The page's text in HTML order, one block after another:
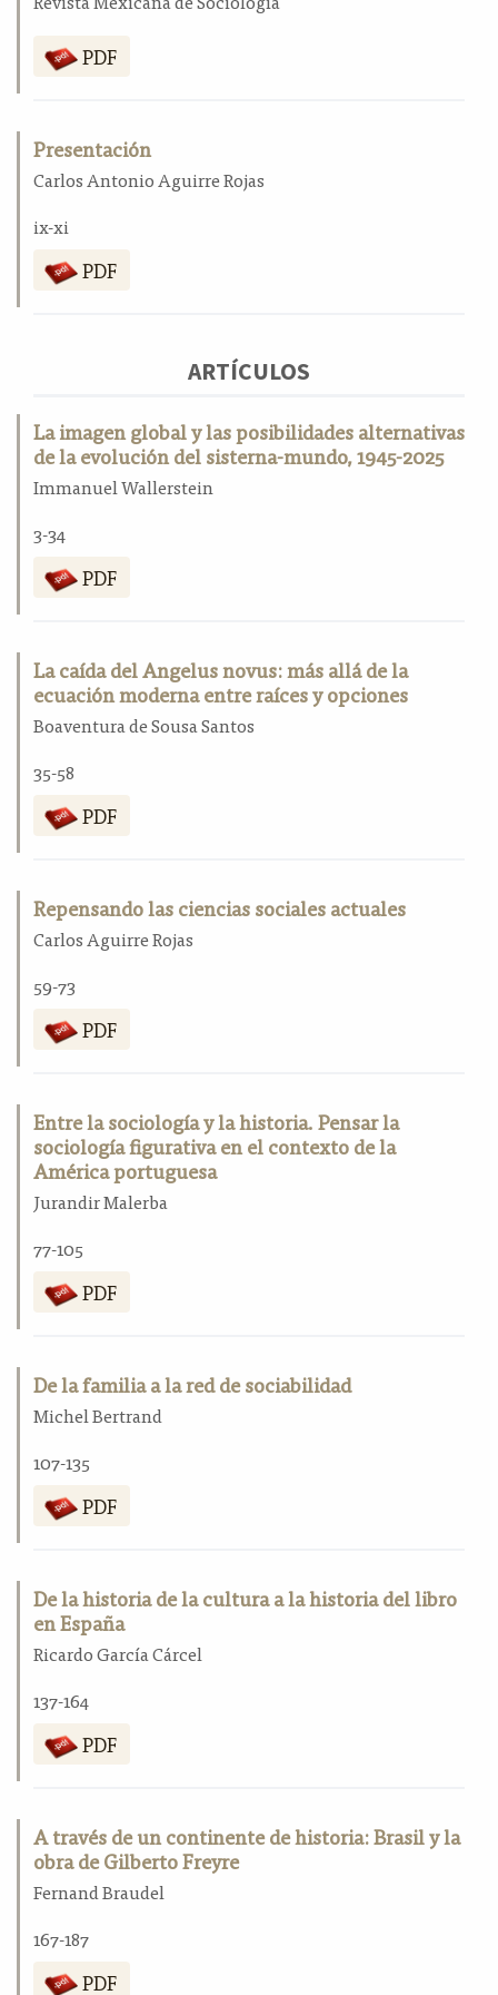
a
a
r
a
l
PDF
Presentación
Carlos Antonio Aguirre Rojas
ix-xi
PDF
ARTÍCULOS
La imagen global y las posibilidades alternativas
de la evolución del sisterna-mundo, 1945-2025
Immanuel Wallerstein
3-34
PDF
La caída del Angelus novus: más allá de la
ecuación moderna entre raíces y opciones
Boaventura de Sousa Santos
35-58
PDF
Repensando las ciencias sociales actuales
Carlos Aguirre Rojas
59-73
PDF
Entre la sociología y la historia. Pensar la
sociología figurativa en el contexto de la
América portuguesa
Jurandir Malerba
77-105
PDF
De la familia a la red de sociabilidad
Michel Bertrand
107-135
PDF
De la historia de la cultura a la historia del libro
en España
Ricardo García Cárcel
137-164
PDF
A través de un continente de historia: Brasil y la
obra de Gilberto Freyre
Fernand Braudel
167-187
PDF